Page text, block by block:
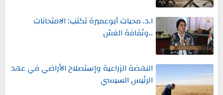
ا.د. محبات أبوعميرة تكتب: الامتحانات
..وثقافة الغش
النهضة الزراعية وإستصلاح الأراضي في عهد
الرئيس السيسي